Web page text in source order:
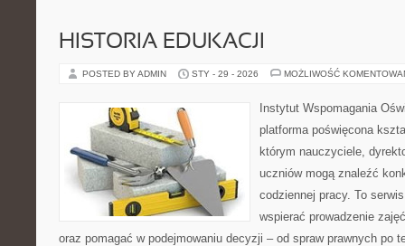
HISTORIA EDUKACJI
POSTED BY ADMIN STY - 29 - 2026 MOŻLIWOŚĆ
Instytut Wspomagania
platforma poświęcona
którym nauczyciele,
uczniów mogą znaleźć
codziennej pracy. To
wspierać prowadzenie
oraz pomagać w podejmowaniu decyzji – od spraw prawnych po